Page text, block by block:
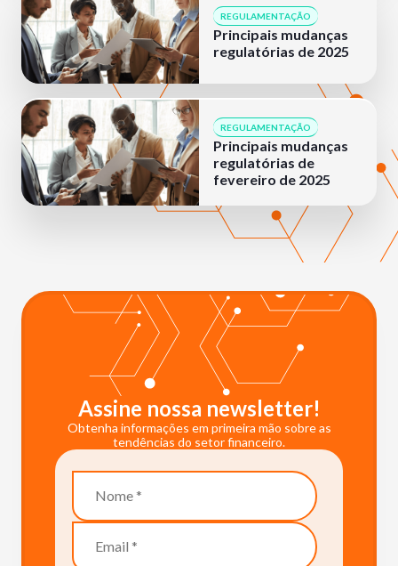
REGULAMENTAÇÃO
Principais mudanças
regulatórias de 2025
REGULAMENTAÇÃO
Principais mudanças
regulatórias de
fevereiro de 2025
Assine nossa newsletter!
Obtenha informações em primeira mão sobre as
tendências do setor financeiro.